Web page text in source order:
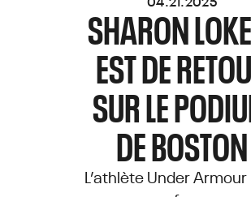
SHARON
EST DE
SUR LE
DE BOSTON
L’athlète Under